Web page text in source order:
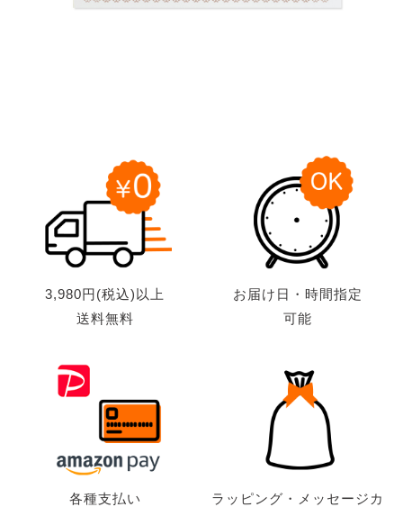
3,980円(税込)以上
送料無料
お届け日・時間指定
可能
各種支払い
ラッピング・メッセージカ